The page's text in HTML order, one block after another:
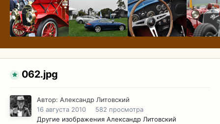
062.jpg
Автор: Александр Литовский
16 августа 2010
582 просмотра
Другие изображения Александр Литовский